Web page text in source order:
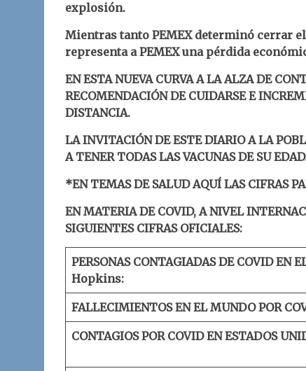
explosión.
Mientras tanto PEMEX determinó cerrar
representa a PEMEX una pérdida
EN ESTA NUEVA CURVA A LA ALZA DE
RECOMENDACIÓN DE CUIDARSE E
DISTANCIA.
LA INVITACIÓN DE ESTE DIARIO A LA
A TENER TODAS LAS VACUNAS DE SU
*EN TEMAS DE SALUD AQUÍ LAS CIFRAS
EN MATERIA DE COVID, A NIVEL
SIGUIENTES CIFRAS OFICIALES:
PERSONAS CONTAGIADAS DE COVID EN
Hopkins:
FALLECIMIENTOS EN EL MUNDO POR
CONTAGIOS POR COVID EN ESTADOS